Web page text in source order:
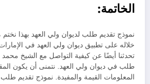
الخاتمة:
نموذج تقديم طلب لديوان ولي العهد بهذا نختم
خلاله على تطبيق ديوان ولي العهد في
تحدثنا أيضًا عن كيفية التواصل مع الشيخ محمد
طلب في ديوان ولي العهد. نتمنى أن يكون
المعلومات القيمة والمفيدة. نموذج تقديم